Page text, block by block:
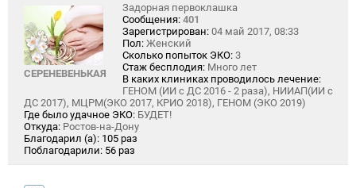
СЕРЕНЕВЕНЬКАЯ
Задорная первоклашка
Сообщения: 401
Зарегистрирован: 04 май 2017, 08:33
Пол: Женский
Сколько попыток ЭКО: 3
Стаж бесплодия: Много лет
В каких клиниках проводилось лечение:
ГЕНОМ (ИИ с ДС 2016 - 2 раза), НИИАП(ИИ с
ДС 2017), МЦРМ(ЭКО 2017, КРИО 2018), ГЕНОМ (ЭКО 2019)
Где было удачное ЭКО: БУДЕТ!
Откуда: Ростов-на-Дону
Благодарил (а): 105 раз
Поблагодарили: 56 раз